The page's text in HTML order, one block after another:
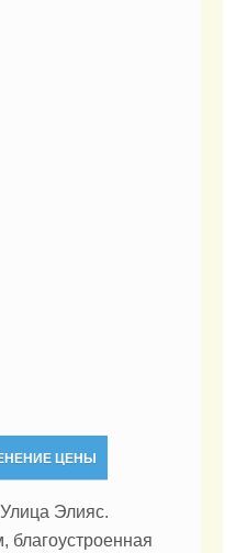
ЦЕНЫ
Элияс.
благоустроенная